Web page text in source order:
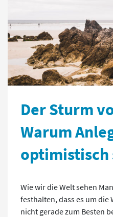
Der Sturm
Warum
optimistisch
Wie wir die Welt sehen
festhalten, dass es um die
nicht gerade zum Besten